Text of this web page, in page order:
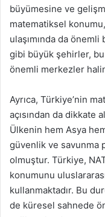
büyümesine ve
matematiksel konumu,
ulaşımında da
gibi büyük şehirler,
önemli merkezler
Ayrıca, Türkiye’nin
açısından da dikkate
Ülkenin hem Asya
güvenlik ve savunma
olmuştur. Türkiye,
konumunu
kullanmaktadır. Bu
de küresel sahnede